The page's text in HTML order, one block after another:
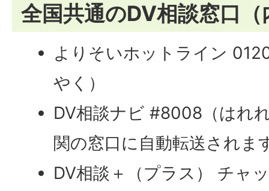
全国共通のDV相談窓口（
よりそいホットライン
やく）
DV相談ナビ #8008（はれ
関の窓口に自動転送されま
DV相談＋（プラス） チャ